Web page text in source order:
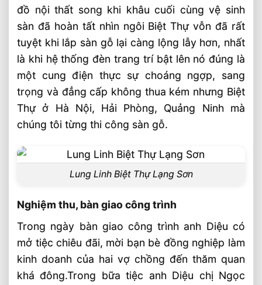
đồ nội thất song khi khâu cuối cùng vệ sinh
sàn đã hoàn tất nhìn ngôi Biệt Thự vỗn đã rất
tuyệt khi lắp sàn gỗ lại càng lộng lẫy hơn, nhất
là khi hệ thống đèn trang trí bật lên nó đúng là
một cung điện thực sự choáng ngợp, sang
trọng và đẳng cấp không thua kém nhưng Biệt
Thự ở Hà Nội, Hải Phòng, Quảng Ninh mà
chúng tôi từng thi công sàn gỗ.
Lung Linh Biệt Thự Lạng Sơn
Nghiệm thu, bàn giao công trình
Trong ngày bàn giao công trình anh Diệu có
mở tiệc chiêu đãi, mời bạn bè đồng nghiệp làm
kinh doanh của hai vợ chồng đến thăm quan
khá đông.Trong bữa tiệc anh Diệu chị Ngọc